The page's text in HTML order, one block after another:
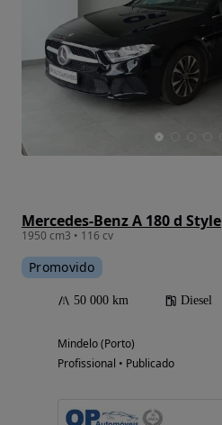
Mercedes-Benz A 180 d Style
1950 cm3 • 116 cv
Promovido
50 000 km Diesel
Mindelo (Porto)
Profissional • Publicado